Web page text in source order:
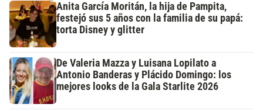
Anita García Moritán, la hija de Pampita,
festejó sus 5 años con la familia de su papá:
torta Disney y glitter
De Valeria Mazza y Luisana Lopilato a
Antonio Banderas y Plácido Domingo: los
mejores looks de la Gala Starlite 2026